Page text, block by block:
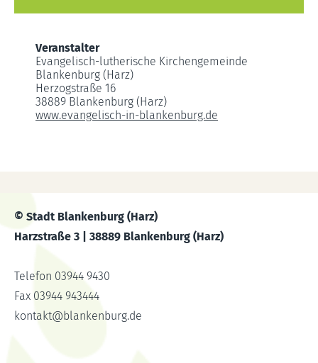
Veranstalter
Evangelisch-lutherische Kirchengemeinde
Blankenburg (Harz)
Herzogstraße 16
38889 Blankenburg (Harz)
www.evangelisch-in-blankenburg.de
© Stadt Blankenburg (Harz)
Harzstraße 3 | 38889 Blankenburg (Harz)
Telefon 03944 9430
Fax 03944 943444
kontakt@blankenburg.de